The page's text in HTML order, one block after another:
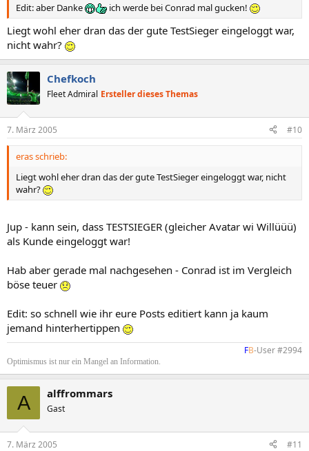
Edit: aber Danke
ich werde bei Conrad mal gucken!
Liegt wohl eher dran das der gute TestSieger eingeloggt war,
nicht wahr?
Chefkoch
Fleet Admiral Ersteller dieses Themas
7. März 2005 #10
eras schrieb:
Liegt wohl eher dran das der gute TestSieger eingeloggt war, nicht
wahr?
Jup - kann sein, dass TESTSIEGER (gleicher Avatar wi Willüüü)
als Kunde eingeloggt war!
Hab aber gerade mal nachgesehen - Conrad ist im Vergleich
böse teuer
Edit: so schnell wie ihr eure Posts editiert kann ja kaum
jemand hinterhertippen
FB-User #2994​
Optimismus ist nur ein Mangel an Information.
A alffrommars
Gast
7. März 2005 #11